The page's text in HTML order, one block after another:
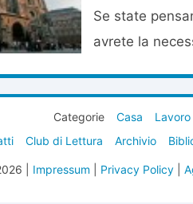
Se state
avrete la
Categorie Casa Lavoro
Club di Lettura Archivio
| Impressum Privacy Policy|